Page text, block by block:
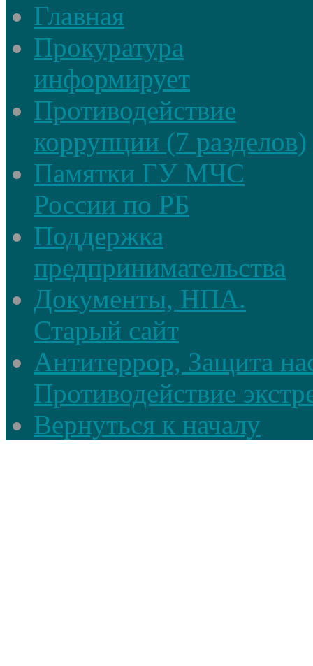
Главная
Прокуратура
информирует
Противодействие
коррупции (7 разделов)
Памятки ГУ МЧС
России по РБ
Поддержка
предпринимательства
Документы, НПА.
Старый сайт
Антитеррор, Защита
Противодействие
Вернуться к началу